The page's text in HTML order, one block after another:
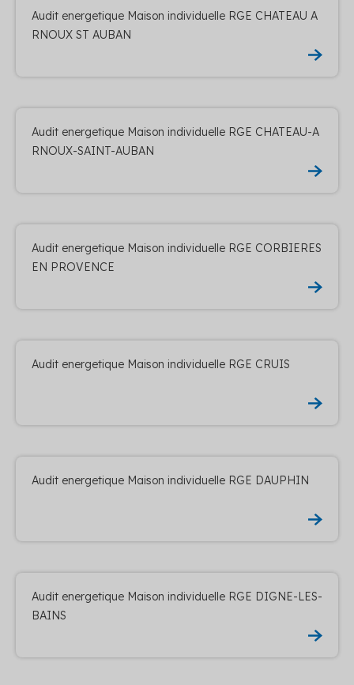
Audit energetique Maison individuelle RGE CHATEAU A
RNOUX ST AUBAN
Audit energetique Maison individuelle RGE CHATEAU-A
RNOUX-SAINT-AUBAN
Audit energetique Maison individuelle RGE CORBIERES
EN PROVENCE
Audit energetique Maison individuelle RGE CRUIS
Audit energetique Maison individuelle RGE DAUPHIN
Audit energetique Maison individuelle RGE DIGNE-LES-
BAINS